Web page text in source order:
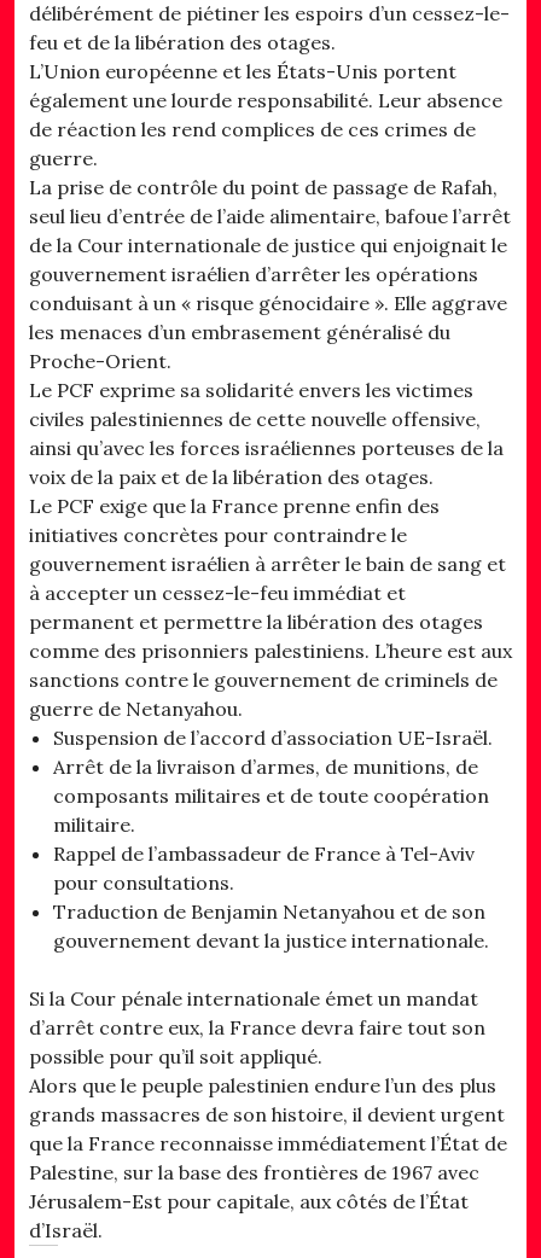
délibérément de piétiner les espoirs d’un cessez-le-
feu et de la libération des otages.
L’Union européenne et les États-Unis portent
également une lourde responsabilité. Leur absence
de réaction les rend complices de ces crimes de
guerre.
La prise de contrôle du point de passage de Rafah,
seul lieu d’entrée de l’aide alimentaire, bafoue l’arrêt
de la Cour internationale de justice qui enjoignait le
gouvernement israélien d’arrêter les opérations
conduisant à un « risque génocidaire ». Elle aggrave
les menaces d’un embrasement généralisé du
Proche-Orient.
Le PCF exprime sa solidarité envers les victimes
civiles palestiniennes de cette nouvelle offensive,
ainsi qu’avec les forces israéliennes porteuses de la
voix de la paix et de la libération des otages.
Le PCF exige que la France prenne enfin des
initiatives concrètes pour contraindre le
gouvernement israélien à arrêter le bain de sang et
à accepter un cessez-le-feu immédiat et
permanent et permettre la libération des otages
comme des prisonniers palestiniens. L’heure est aux
sanctions contre le gouvernement de criminels de
guerre de Netanyahou.
Suspension de l’accord d’association UE-Israël.
Arrêt de la livraison d’armes, de munitions, de
composants militaires et de toute coopération
militaire.
Rappel de l’ambassadeur de France à Tel-Aviv
pour consultations.
Traduction de Benjamin Netanyahou et de son
gouvernement devant la justice internationale.
Si la Cour pénale internationale émet un mandat
d’arrêt contre eux, la France devra faire tout son
possible pour qu’il soit appliqué.
Alors que le peuple palestinien endure l’un des plus
grands massacres de son histoire, il devient urgent
que la France reconnaisse immédiatement l’État de
Palestine, sur la base des frontières de 1967 avec
Jérusalem-Est pour capitale, aux côtés de l’État
d’Israël.